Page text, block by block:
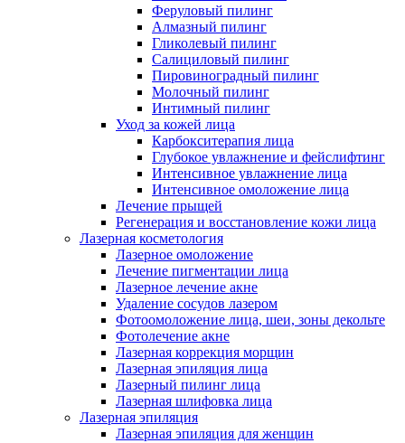
Феруловый пилинг
Алмазный пилинг
Гликолевый пилинг
Салициловый пилинг
Пировиноградный пилинг
Молочный пилинг
Интимный пилинг
Уход за кожей лица
Карбокситерапия лица
Глубокое увлажнение и фейслифтинг
Интенсивное увлажнение лица
Интенсивное омоложение лица
Лечение прыщей
Регенерация и восстановление кожи лица
Лазерная косметология
Лазерное омоложение
Лечение пигментации лица
Лазерное лечение акне
Удаление сосудов лазером
Фотоомоложение лица, шеи, зоны декольте
Фотолечение акне
Лазерная коррекция морщин
Лазерная эпиляция лица
Лазерный пилинг лица
Лазерная шлифовка лица
Лазерная эпиляция
Лазерная эпиляция для женщин